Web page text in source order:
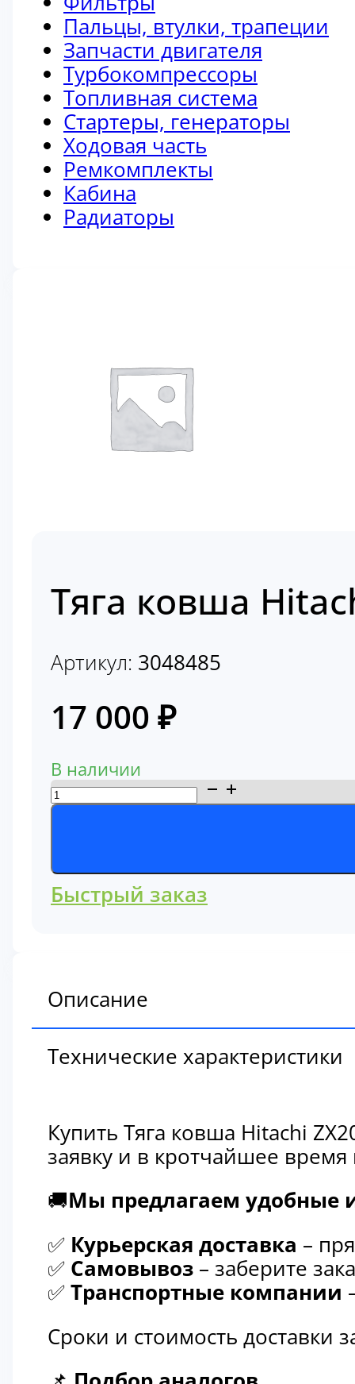
Пальцы, втулки, трапеции
Запчасти двигателя
Турбокомпрессоры
Топливная система
Стартеры, генераторы
Ходовая часть
Ремкомплекты
Кабина
Радиаторы
Тяга ковша
Артикул: 3048485
17 000 ₽
В наличии
Количество
товара
ковша
Hitachi
ZX200
Быстрый заказ
Описание
Технические характеристики
Купить Тяга ковша Hitachi
заявку и в кротчайшее
🚚Мы предлагаем удобные
✅ Курьерская доставка –
✅ Самовывоз – заберите
✅ Транспортные компании
Сроки и стоимость доставки